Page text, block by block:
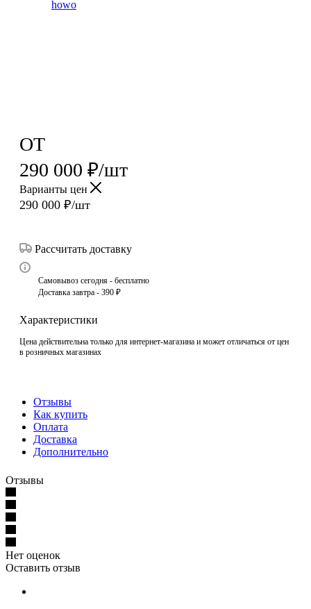
ОТ
290 000 ₽/шт
Варианты цен
290 000 ₽/шт
Рассчитать доставку
Самовывоз сегодня - бесплатно
Доставка завтра - 390 ₽
Характеристики
Цена действительна только для интернет-магазина и может отличаться от цен
в розничных магазинах
Отзывы
Как купить
Оплата
Доставка
Дополнительно
Отзывы
Нет оценок
Оставить отзыв